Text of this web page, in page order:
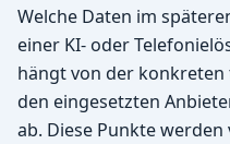
Welche Daten im
einer KI- oder
hängt von der
den eingesetzten
ab. Diese Punkte